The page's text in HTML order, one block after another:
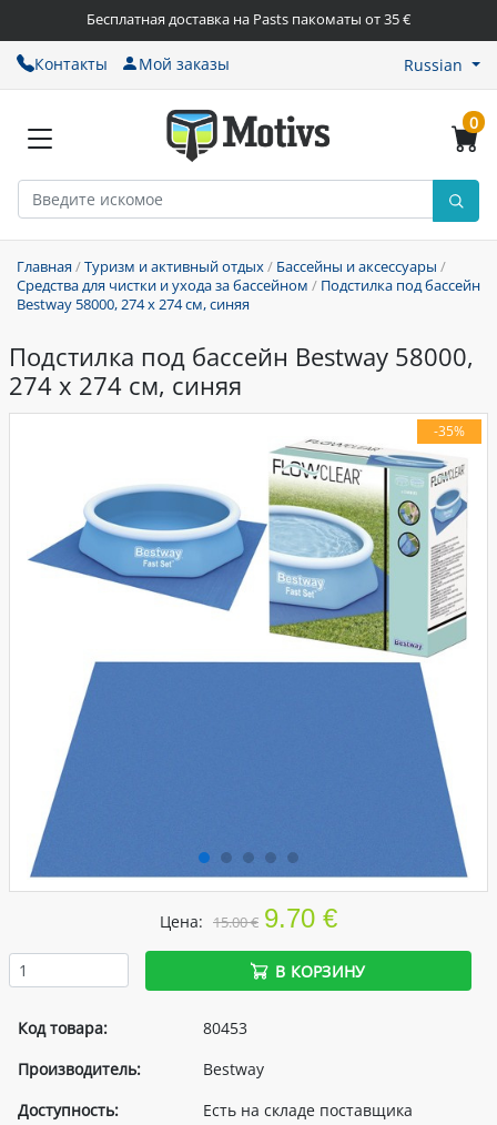
Бесплатная доставка на Pasts пакоматы от 35 €
Контакты Мой заказы Russian
0
Главная/Туризм и активный отдых/ Бассейны и аксессуары /
Средства для чистки и ухода за бассейном / Подстилка под бассейн
Bestway 58000, 274 x 274 см, синяя
Подстилка под бассейн Bestway 58000,
274 x 274 см, синяя
-35%
Цена: 15.00 € 9.70 €
В КОРЗИНУ
Код товара:
80453
Производитель:
Bestway
Доступность:
Есть на складе поставщика